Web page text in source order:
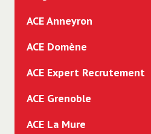
ACE Anneyron
ACE Domène
ACE Expert Recrutement
ACE Grenoble
ACE La Mure